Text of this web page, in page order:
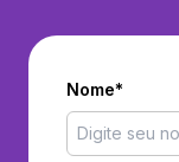
Nome*